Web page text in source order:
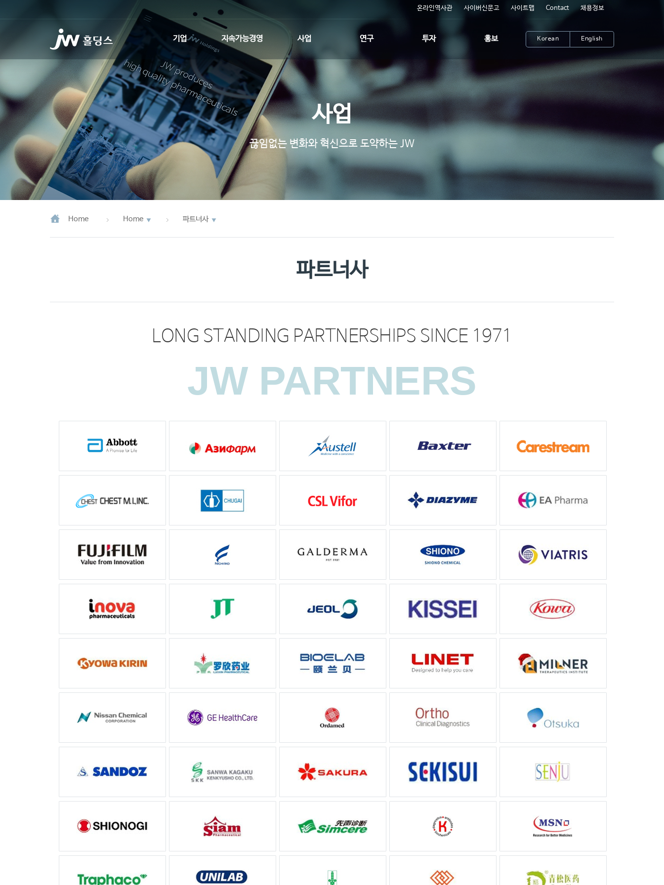
온라인역사관 사이버신문고 사이트맵 Contact 채용정보
기업
인사말
회사소개
사업회사 소개
JW Promise
JW WAY
지속가능경영
환경적 지속가능성
사회적 지속가능성
지배구조
ESG News
사업
수출품목
수출국가
생산시설
연구
연구정책
기반기술
연구 네트워크
투자
손익계산서
Annual Report
IR 문의하기
홍보
프레스룸
JW 미디어 채널
Korean English
사업
끊임없는 변화와 혁신으로 도약하는 JW
Home Home 파트너사
파트너사
LONG STANDING PARTNERSHIPS SINCE 1971
JW PARTNERS